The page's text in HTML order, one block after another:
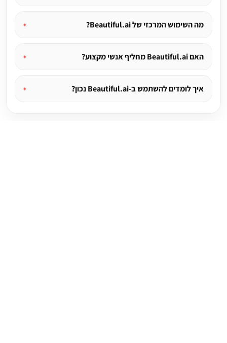
מה השימוש המרכזי של Beautiful.ai?
האם Beautiful.ai מחליף אנשי מקצוע?
איך לומדים להשתמש ב-Beautiful.ai נכון?